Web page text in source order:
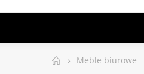
Meble biurowe